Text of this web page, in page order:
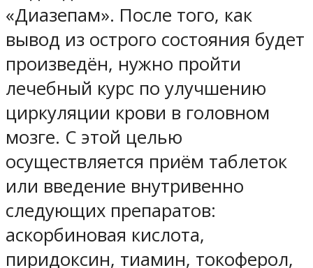
«Диазепам». После того, как
вывод из острого состояния будет
произведён, нужно пройти
лечебный курс по улучшению
циркуляции крови в головном
мозге. С этой целью
осуществляется приём таблеток
или введение внутривенно
следующих препаратов:
аскорбиновая кислота,
пиридоксин, тиамин, токоферол,